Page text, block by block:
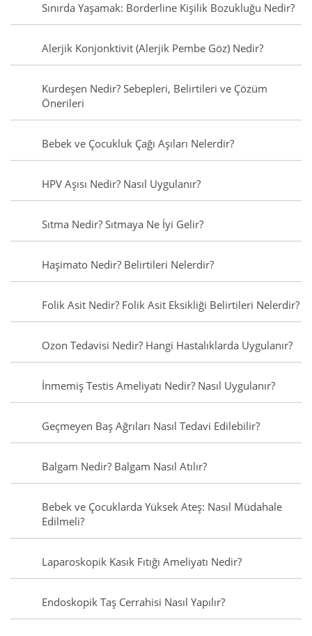
Sınırda Yaşamak: Borderline Kişilik Bozukluğu Nedir?
Alerjik Konjonktivit (Alerjik Pembe Göz) Nedir?
Kurdeşen Nedir? Sebepleri, Belirtileri ve Çözüm
Önerileri
Bebek ve Çocukluk Çağı Aşıları Nelerdir?
HPV Aşısı Nedir? Nasıl Uygulanır?
Sıtma Nedir? Sıtmaya Ne İyi Gelir?
Haşimato Nedir? Belirtileri Nelerdir?
Folik Asit Nedir? Folik Asit Eksikliği Belirtileri Nelerdir?
Ozon Tedavisi Nedir? Hangi Hastalıklarda Uygulanır?
İnmemiş Testis Ameliyatı Nedir? Nasıl Uygulanır?
Geçmeyen Baş Ağrıları Nasıl Tedavi Edilebilir?
Balgam Nedir? Balgam Nasıl Atılır?
Bebek ve Çocuklarda Yüksek Ateş: Nasıl Müdahale
Edilmeli?
Laparoskopik Kasık Fıtığı Ameliyatı Nedir?
Endoskopik Taş Cerrahisi Nasıl Yapılır?